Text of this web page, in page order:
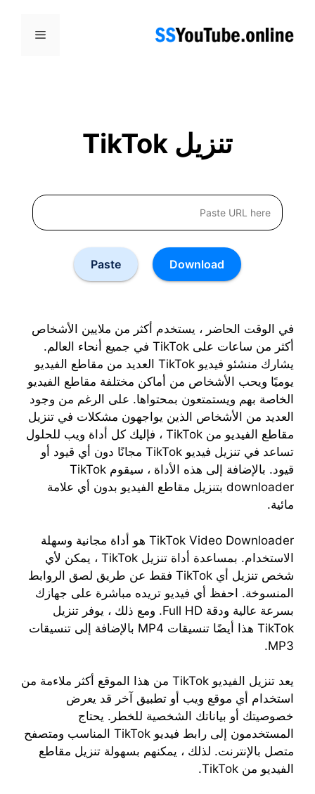
المحتوى
القائمة
تنزيل TikTok
Download
Paste
في الوقت الحاضر ، يستخدم أكثر من ملايين الأشخاص
أكثر من ساعات على TikTok في جميع أنحاء العالم.
يشارك منشئو فيديو TikTok العديد من مقاطع الفيديو
يوميًا ويحب الأشخاص من أماكن مختلفة مقاطع الفيديو
الخاصة بهم ويستمتعون بمحتواها. على الرغم من وجود
العديد من الأشخاص الذين يواجهون مشكلات في تنزيل
مقاطع الفيديو من TikTok ، فإليك كل أداة ويب للحلول
تساعد في تنزيل فيديو TikTok مجانًا دون أي قيود أو
قيود. بالإضافة إلى هذه الأداة ، سيقوم TikTok
downloader بتنزيل مقاطع الفيديو بدون أي علامة
مائية.
TikTok Video Downloader هو أداة مجانية وسهلة
الاستخدام. بمساعدة أداة تنزيل TikTok ، يمكن لأي
شخص تنزيل أي TikTok فقط عن طريق لصق الروابط
المنسوخة. احفظ أي فيديو تريده مباشرة على جهازك
بسرعة عالية ودقة Full HD. ومع ذلك ، يوفر تنزيل
TikTok هذا أيضًا تنسيقات MP4 بالإضافة إلى تنسيقات
MP3.
يعد تنزيل الفيديو TikTok من هذا الموقع أكثر ملاءمة من
استخدام أي موقع ويب أو تطبيق آخر قد يعرض
خصوصيتك أو بياناتك الشخصية للخطر. يحتاج
المستخدمون إلى رابط فيديو TikTok المناسب ومتصفح
متصل بالإنترنت. لذلك ، يمكنهم بسهولة تنزيل مقاطع
الفيديو من TikTok.